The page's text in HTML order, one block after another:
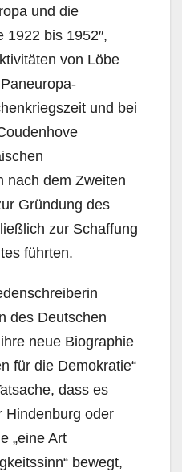
und die
1922 bis 1952″,
von Löbe
und bei
nach dem Zweiten
Gründung des
zur Schaffung
führten.
des Deutschen
neue Biographie
für die Demokratie“
dass es
Hindenburg oder
„eine Art
bewegt,